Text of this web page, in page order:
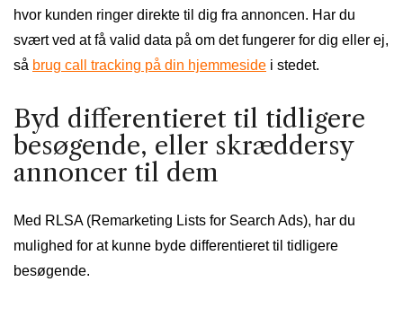
hvor kunden ringer direkte til dig fra annoncen. Har du
svært ved at få valid data på om det fungerer for dig eller ej,
så brug call tracking på din hjemmeside i stedet.
Byd differentieret til tidligere
besøgende, eller skræddersy
annoncer til dem
Med RLSA (Remarketing Lists for Search Ads), har du
mulighed for at kunne byde differentieret til tidligere
besøgende.